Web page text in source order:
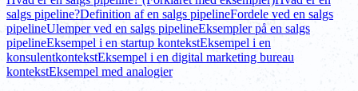
salgs pipeline?Definition af en salgs pipelineFordele ved en salgs
pipelineUlemper ved en salgs pipelineEksempler på en salgs
pipelineEksempel i en startup kontekstEksempel i en
konsulentkontekstEksempel i en digital marketing bureau
kontekstEksempel med analogier